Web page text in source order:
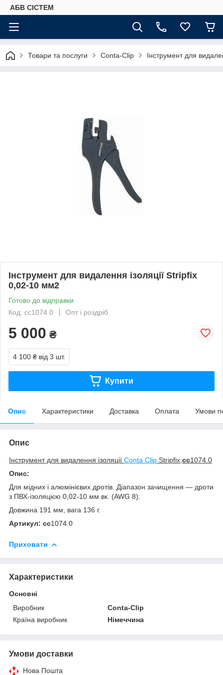
АБВ СІСТЕМ
Товари та послуги Conta-Clip Інструмент для
Інструмент для видалення ізоляції Stripfix
0,02-10 мм2
Готово до відправки
Код: cc1074.0
Опт і роздріб
5 000 ₴
4 100 ₴ від 3 шт.
Купити
Опис Характеристики Доставка Оплата Умови
Опис
Інструмент для видалення ізоляції Conta Clip Stripfix, cc1074.0
Опис:
Для мідних і алюмінієвих дротів. Діапазон зачищення — дроти
з ПВХ-ізоляцією 0,02-10 мм вк. (AWG 8).
Довжина 191 мм, вага 136 г.
Артикул: cc1074.0
Приховати
Характеристики
Основні
Виробник
Conta-Clip
Країна виробник
Німеччина
Умови доставки
Нова Пошта